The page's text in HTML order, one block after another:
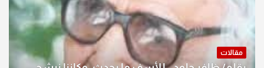
مقالات